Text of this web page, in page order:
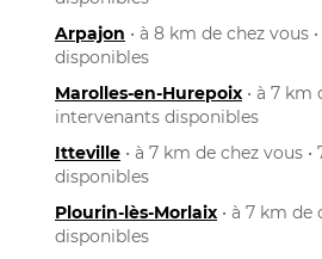
Arpajon • à 8 km de chez vous
disponibles
Marolles-en-Hurepoix • à 7 km
intervenants disponibles
Itteville • à 7 km de chez vous
disponibles
Plourin-lès-Morlaix • à 7 km de
disponibles